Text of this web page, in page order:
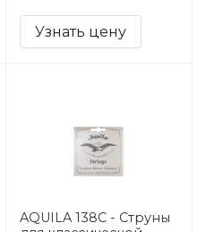
Узнать цену
AQUILA 138C - Струны